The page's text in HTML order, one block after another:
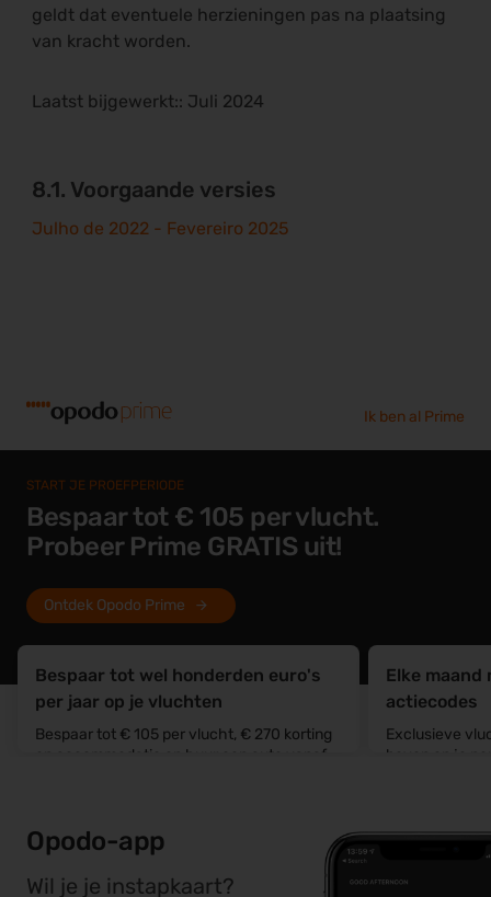
geldt dat eventuele herzieningen pas na plaatsing
van kracht worden.
Laatst bijgewerkt:: Juli 2024
8.1. Voorgaande versies
Julho de 2022 - Fevereiro 2025
Ik ben al Prime
START JE PROEFPERIODE
Bespaar tot € 105 per vlucht.
Probeer Prime GRATIS uit!
Ontdek Opodo Prime
Bespaar tot wel honderden euro's
per jaar op je vluchten
Bespaar tot € 105 per vlucht, € 270 korting
op accommodatie en huur een auto vanaf
Elke maand
actiecodes
Exclusieve
boven op je
Opodo-app
Wil je je instapkaart?